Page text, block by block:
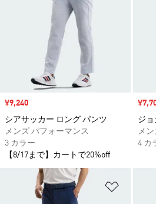
セール価格
¥9,240
シアサッカー ロング パンツ
メンズ パフォーマンス
3 カラー
【8/17まで】カートで20%off
セー
ジョ
メ
4 カ
ほしい